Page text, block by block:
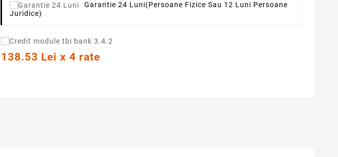
Garantie 24 Luni(persoane Fizice Sau 12 Luni Persoane
Juridice)
138.53 Lei x 4 rate